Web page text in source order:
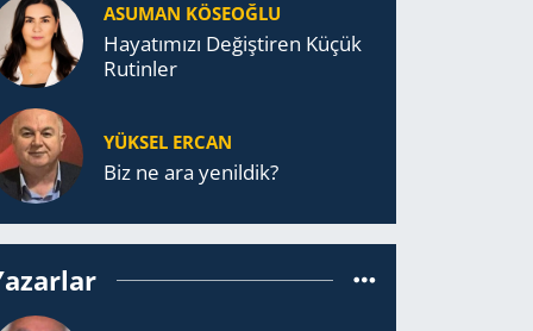
ASUMAN KÖSEOĞLU
Ha­ya­tı­mı­zı De­ğiş­ti­ren Küçük
Ru­tin­ler
YÜKSEL ERCAN
Biz ne ara yenildik?